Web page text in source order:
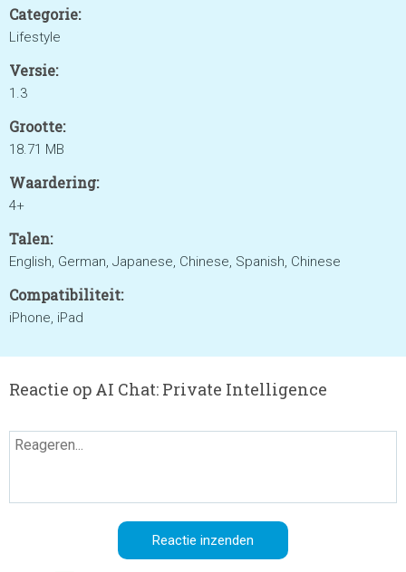
Categorie:
Lifestyle
Versie:
1.3
Grootte:
18.71 MB
Waardering:
4+
Talen:
English, German, Japanese, Chinese, Spanish, Chinese
Compatibiliteit:
iPhone, iPad
Reactie op AI Chat: Private Intelligence